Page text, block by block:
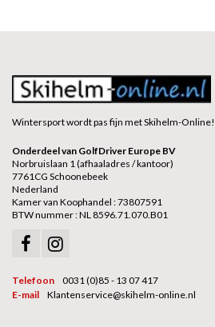
Wintersport wordt pas fijn met Skihelm-Online!
Onderdeel van GolfDriver Europe BV
Norbruislaan 1 (afhaaladres / kantoor)
7761CG Schoonebeek
Nederland
Kamer van Koophandel : 73807591
BTW nummer : NL 8596.71.070.B01
Telefoon
0031 (0)85 - 13 07 417
E-mail
Klantenservice@skihelm-online.nl